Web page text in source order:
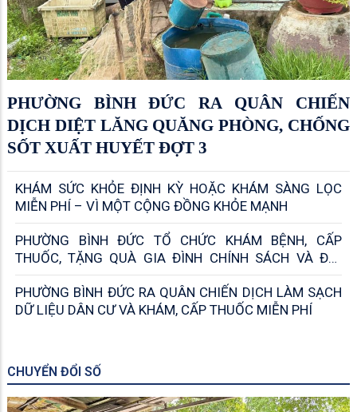
PHƯỜNG BÌNH ĐỨC RA QUÂN CHIẾN
DỊCH DIỆT LĂNG QUĂNG PHÒNG, CHỐNG
SỐT XUẤT HUYẾT ĐỢT 3
KHÁM SỨC KHỎE ĐỊNH KỲ HOẶC KHÁM SÀNG LỌC
MIỄN PHÍ – VÌ MỘT CỘNG ĐỒNG KHỎE MẠNH
PHƯỜNG BÌNH ĐỨC TỔ CHỨC KHÁM BỆNH, CẤP
THUỐC, TẶNG QUÀ GIA ĐÌNH CHÍNH SÁCH VÀ ĐỔI
RÁC THẢI NHỰA NHẬN DỤNG CỤ HỌC TẬP
PHƯỜNG BÌNH ĐỨC RA QUÂN CHIẾN DỊCH LÀM SẠCH
DỮ LIỆU DÂN CƯ VÀ KHÁM, CẤP THUỐC MIỄN PHÍ
CHUYỂN ĐỔI SỐ